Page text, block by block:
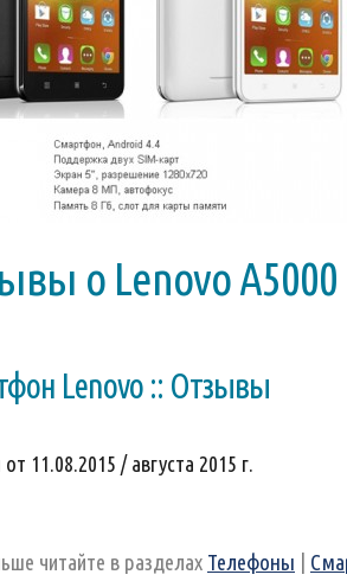
о Lenovo A5000
Lenovo :: Отзывы
11.08.2015 / августа 2015 г.
читайте в разделах Телефоны